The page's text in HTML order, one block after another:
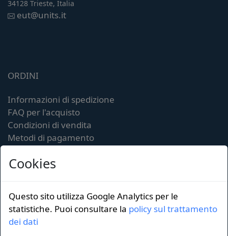
34128 Trieste, Italia
eut@units.it
ORDINI
Informazioni di spedizione
FAQ per l'acquisto
Condizioni di vendita
Metodi di pagamento
LINK ISTITUZIONALI
Cookies
Questo sito utilizza Google Analytics per le
statistiche. Puoi consultare la policy sul trattamento
dei dati